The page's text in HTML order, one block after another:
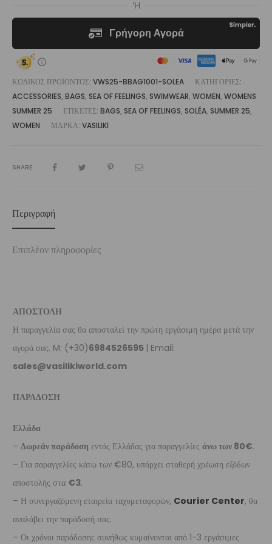
ΚΩΔΙΚΌΣ ΠΡΟΪΌΝΤΟΣ: VWS25-BBAG1001-SOLEA
ΚΑΤΗΓΟΡΊΕΣ:
ACCESSORIES, BAGS, SEA OF FEELINGS, SWIMWEAR, WOMEN, WOMENS
SUMMER 25
ΕΤΙΚΈΤΕΣ: BAGS, SEA OF FEELINGS, SOLÉA, SUMMER 25,
WOMEN
ΜΆΡΚΑ: VASILIKI
SHARE
Περιγραφή
Επιπλέον πληροφορίες
ΑΠΟΣΤΟΛΗ
Η παραγγελία σας θα αποσταλεί την πρώτη εργάσιμη ημέρα μετά την
αγορά σας. M: (+30)6984526595 | Email:
sales@vasilikiworld.com
ΠΑΡΑΔΟΣΗ
Ελλάδα
– Δωρεάν παράδοση εντός Ελλάδας για παραγγελίες άνω των 80€.
– Για παραγγελίες κάτω των €80, υπάρχει σταθερή χρέωση εξόδων
αποστολής στα €3.
– Η συνεργαζόμενη εταιρεία ταχυμεταφορών, Courier Center, θα
αναλάβει την παράδοσή σας.
– Οι χρόνοι παράδοσης συνήθως κυμαίνονται από 1-3 εργάσιμες